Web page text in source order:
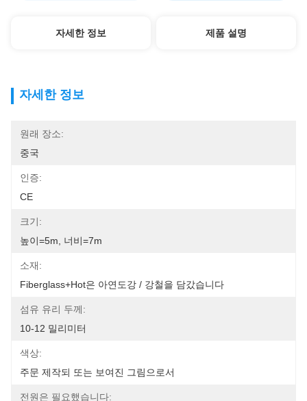
자세한 정보 제품 설명
자세한 정보
원래 장소:
중국
인증:
CE
크기:
높이=5m, 너비=7m
소재:
Fiberglass+Hot은 아연도강 / 강철을 담갔습니다
섬유 유리 두께:
10-12 밀리미터
색상:
주문 제작되 또는 보여진 그림으로서
전원은 필요했습니다: